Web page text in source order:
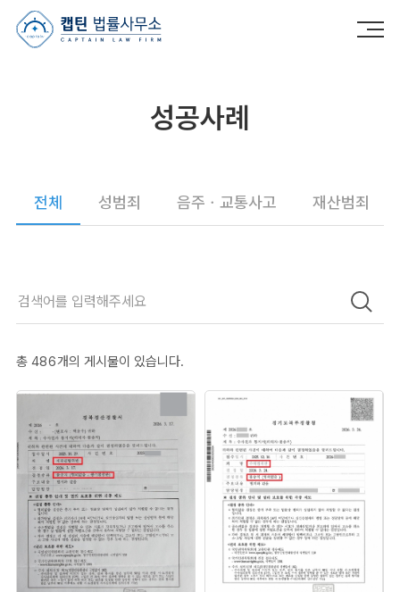
캡틴법률사무소
성공사례
전체 성범죄 음주ㆍ교통사고 재산범죄
총 486개의 게시물이 있습니다.